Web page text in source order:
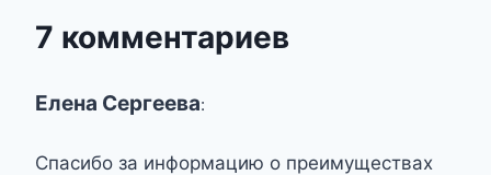
7 комментариев
Елена Сергеева:
Спасибо за информацию о преимуществах